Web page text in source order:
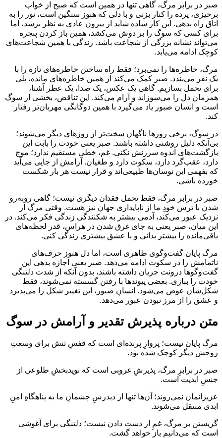
صبر در برابر مرگ، گاهی تنها در همین است که صبح از خواب
برخیزی، پرده را کنار بزنی و با دلی که هنوز سنگین است، نور را به
اتاق راه بدهی. این کار ساده شاید از بیرون عادی به نظر برسد، اما
برای کسی که سوگ را بر دوش می‌کشد، همین باز کردن پنجره
می‌تواند نشانه بزرگی از شجاعت باشد. زندگی با همین شجاعت‌های
کوچک ادامه می‌یابد.
مرگ، خاطره‌ها را نمی‌برد؛ فقط راه ساختن خاطره‌های تازه را با
یک نفر می‌بندد. صبر کمک می‌کند از همین خاطره‌های مانده، پلی
برای تحمل بسازیم. گاهی یک عکس، یک صدا، یک عطر آشنا،
همزمان دل را می‌سوزاند و آرام می‌کند. این تناقض، بخشی از سوگ
است و انسان صبور یاد می‌گیرد با همین دوگانگی مهربان‌تر رفتار
کند.
در سوگ، برخی روزها ناگهان سخت‌تر از روزهای دیگر می‌شوند؛
بی‌آنکه دلیل روشنی داشته باشند. صبر یعنی خودت را بابت این
بازگشت‌های اندوه سرزنش نکنی. غم، خطی مستقیم ندارد؛ موج
دارد، عقب‌گرد دارد، سکوت دارد و طغیان. آرامش از جایی می‌آید
که بفهمی این نوسان‌ها طبیعی‌اند و قرار نیست هر بار شکست
خورده باشی.
صبر در برابر مرگ، فقط تحمل فقدان دیگری نیست؛ گاهی روبه‌رو
شدن با ترس خودِ ما از ناپایداری جهان نیز هست. وقتی مرگ از
نزدیک عبور می‌کند، آدمی بیشتر به شکنندگی زندگی فکر می‌کند. در
این میان، صبر یعنی به جای غرق شدن در هراس، قدر لحظه‌های
باقی‌مانده را بیشتر بدانی و با عشق بیشتری زندگی کنی.
مرگ پایان گفت‌وگوی ظاهری است، اما دل هنوز حرف‌های
ناتمامش را در سکوت ادامه می‌دهد. صبر یعنی اجازه بدهی این
گفت‌وگوها درونت جریان داشته باشند، بدون آنکه از شدت دلتنگی
خودت را ببازی. بعضی پیوندها با رفتن گسسته نمی‌شوند، فقط
شکل‌شان عوض می‌شود. انسانِ صبور، این تغییر شکل را می‌پذیرد
و عشق را از مرز نبودن عبور می‌دهد.
متن درباره پذیرش تقدیر و آرامش در سوگ
مرگ پایان نیست؛ پروازِ پرنده‌ای است که قفسِ تنش برای وسعتِ
روحش دیگر کوچک شده بود.
صبر در برابرِ مرگ، پذیرشِ غروبی است که نویدبخشِ طلوعی از
جنسِ ابدیت است.
عزیزانمان نمی‌روند؛ آن‌ها تنها از دیدرسِ چشمانِ ما به پناهگاهِ امنِ
ابدی منتقل می‌شوند.
گریستن بر مرگ، غمِ از دست دادن نیست؛ دلتنگی برای آغوشی
است که می‌دانیم باز خواهد گشت.